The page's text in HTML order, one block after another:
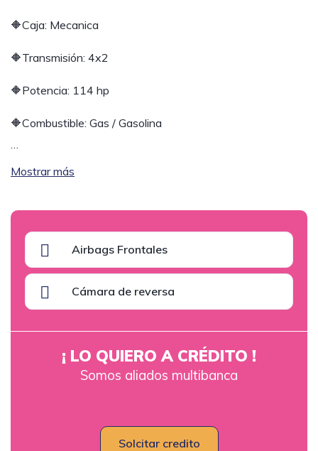
🔶Caja: Mecanica
🔶Transmisión: 4x2
🔶Potencia: 114 hp
🔶Combustible: Gas / Gasolina
…
Mostrar más
Airbags Frontales
Cámara de reversa
¡ LO QUIERO A CRÉDITO !
Somos aliados multibanca
Solcitar credito